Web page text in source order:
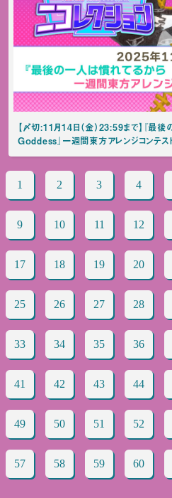
【〆切:11月14日（金）23:59まで】『
Goddess』一週間東方アレンジコンテス
1 2 3 4
9 10 11 12
17 18 19 20
25 26 27 28
33 34 35 36
41 42 43 44
49 50 51 52
57 58 59 60